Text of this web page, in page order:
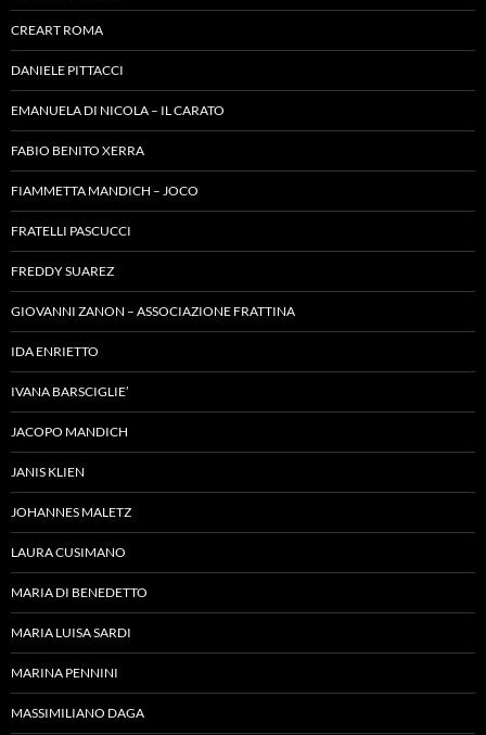
CREART ROMA
DANIELE PITTACCI
EMANUELA DI NICOLA – IL CARATO
FABIO BENITO XERRA
FIAMMETTA MANDICH – JOCO
FRATELLI PASCUCCI
FREDDY SUAREZ
GIOVANNI ZANON – ASSOCIAZIONE FRATTINA
IDA ENRIETTO
IVANA BARSCIGLIE’
JACOPO MANDICH
JANIS KLIEN
JOHANNES MALETZ
LAURA CUSIMANO
MARIA DI BENEDETTO
MARIA LUISA SARDI
MARINA PENNINI
MASSIMILIANO DAGA